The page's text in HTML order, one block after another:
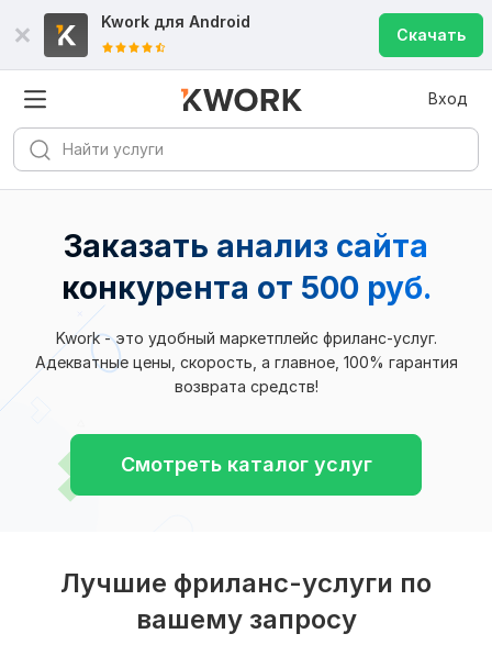
Kwork для Android
Скачать
Вход
Заказать анализ сайта
конкурента от 500 руб.
Kwork - это удобный маркетплейс фриланс-услуг.
Адекватные цены, скорость, а главное, 100% гарантия
возврата средств!
Смотреть каталог услуг
Лучшие фриланс-услуги по
вашему запросу